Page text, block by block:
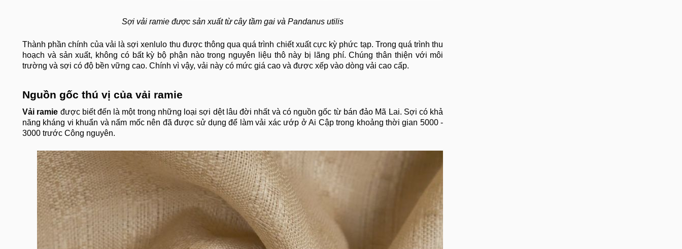
Sợi vải ramie được sản xuất từ cây tầm gai và Pandanus utilis
Thành phần chính của vải là sợi xenlulo thu được thông qua quá trình chiết xuất cực kỳ phức tạp. Trong quá trình thu
hoạch và sản xuất, không có bất kỳ bộ phận nào trong nguyên liệu thô này bị lãng phí. Chúng thân thiện với môi
trường và sợi có độ bền vững cao. Chính vì vậy, vải này có mức giá cao và được xếp vào dòng vải cao cấp.
Nguồn gốc thú vị của vải ramie
Vải ramie được biết đến là một trong những loại sợi dệt lâu đời nhất và có nguồn gốc từ bán đảo Mã Lai. Sợi có khả
năng kháng vi khuẩn và nấm mốc nên đã được sử dụng để làm vải xác ướp ở Ai Cập trong khoảng thời gian 5000 -
3000 trước Công nguyên.